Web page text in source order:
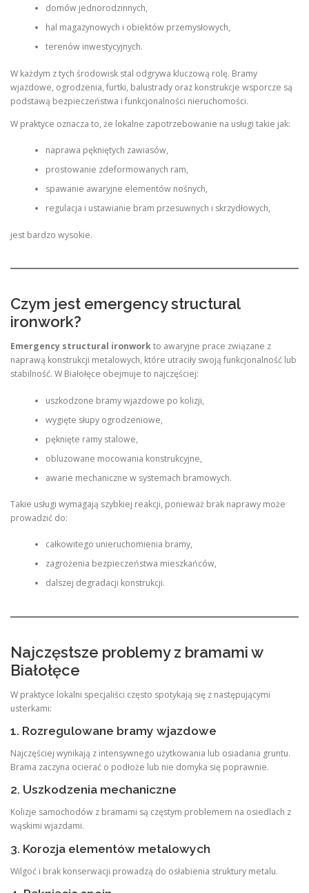
domów jednorodzinnych,
hal magazynowych i obiektów przemysłowych,
terenów inwestycyjnych.
W każdym z tych środowisk stal odgrywa kluczową rolę. Bramy
wjazdowe, ogrodzenia, furtki, balustrady oraz konstrukcje wsporcze są
podstawą bezpieczeństwa i funkcjonalności nieruchomości.
W praktyce oznacza to, że lokalne zapotrzebowanie na usługi takie jak:
naprawa pękniętych zawiasów,
prostowanie zdeformowanych ram,
spawanie awaryjne elementów nośnych,
regulacja i ustawianie bram przesuwnych i skrzydłowych,
jest bardzo wysokie.
Czym jest emergency structural
ironwork?
Emergency structural ironworkto awaryjne prace związane z
naprawą konstrukcji metalowych, które utraciły swoją funkcjonalność lub
stabilność. W Białołęce obejmuje to najczęściej:
uszkodzone bramy wjazdowe po kolizji,
wygięte słupy ogrodzeniowe,
pęknięte ramy stalowe,
obluzowane mocowania konstrukcyjne,
awarie mechaniczne w systemach bramowych.
Takie usługi wymagają szybkiej reakcji, ponieważ brak naprawy może
prowadzić do:
całkowitego unieruchomienia bramy,
zagrożenia bezpieczeństwa mieszkańców,
dalszej degradacji konstrukcji.
Najczęstsze problemy z bramami w
Białołęce
W praktyce lokalni specjaliści często spotykają się z następującymi
usterkami:
1. Rozregulowane bramy wjazdowe
Najczęściej wynikają z intensywnego użytkowania lub osiadania gruntu.
Brama zaczyna ocierać o podłoże lub nie domyka się poprawnie.
2. Uszkodzenia mechaniczne
Kolizje samochodów z bramami są częstym problemem na osiedlach z
wąskimi wjazdami.
3. Korozja elementów metalowych
Wilgoć i brak konserwacji prowadzą do osłabienia struktury metalu.